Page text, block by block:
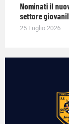
Nominati il
settore
25 Luglio 2026